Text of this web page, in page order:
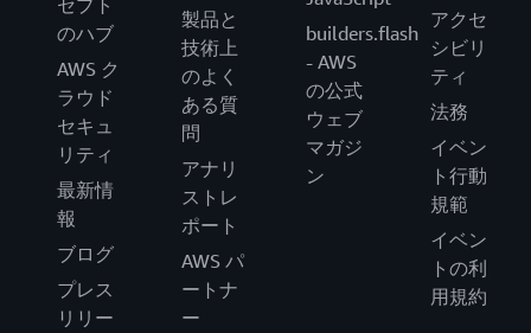
セプト
のハブ
AWS ク
ラウド
セキュ
リティ
最新情
報
ブログ
プレス
リリー
製品と
技術上
のよく
ある質
問
アナリ
ストレ
ポート
AWS パ
ートナ
ー
builders.flash
- AWS
の公式
ウェブ
マガジ
ン
アクセ
シビリ
ティ
法務
イベン
ト行動
規範
イベン
トの利
用規約